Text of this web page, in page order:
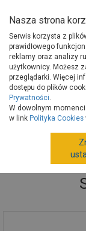
Strona główna
Sztuczne kwiaty
Nasza strona
Serwis korzysta z
prawidłowego
reklamy oraz analizy
użytkownicy. Możesz
przeglądarki. Więcej
dostępu do plików
Prywatności.
W dowolnym
w link Polityka Cookies